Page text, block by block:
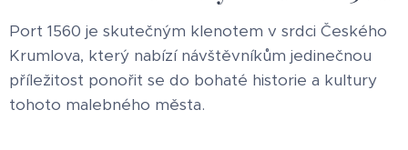
Port 1560 je skutečným klenotem v srdci Českého
Krumlova, který nabízí návštěvníkům jedinečnou
příležitost ponořit se do bohaté historie a kultury
tohoto malebného města.